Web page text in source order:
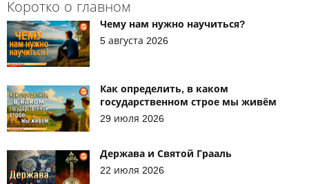
Коротко о главном
Чему нам нужно научиться?
5 августа 2026
Как определить, в каком
государственном строе мы живём
29 июля 2026
Держава и Святой Грааль
22 июля 2026